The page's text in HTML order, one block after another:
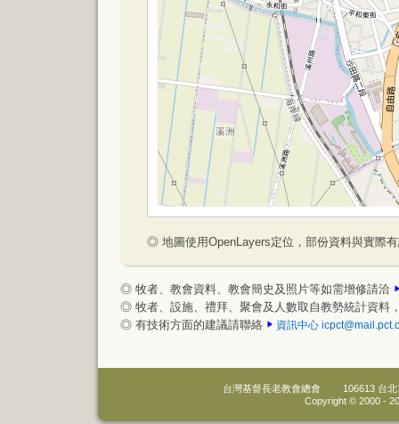
◎ 地圖使用OpenLayers定位，部份資料與實際
◎ 牧者、教會資料、教會簡史及照片等如需增修請洽
◎ 牧者、設施、禮拜、聚會及人數取自教勢統計資料
◎ 有技術方面的建議請聯絡
資訊中心
台灣基督長老教會總會
106613 台
Copyright © 2000 -